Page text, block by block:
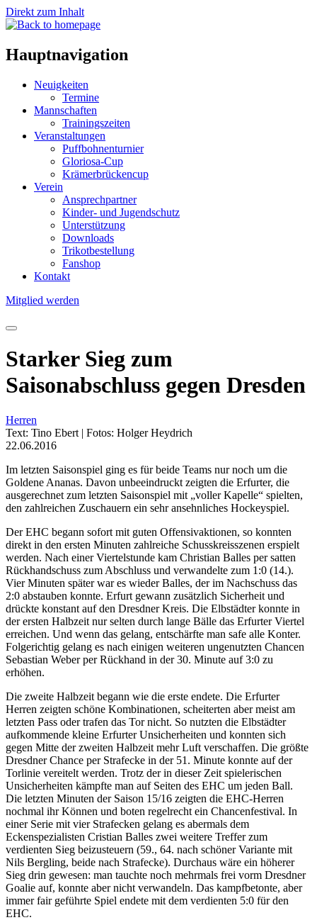
Direkt zum Inhalt
Hauptnavigation
Neuigkeiten
Termine
Mannschaften
Trainingszeiten
Veranstaltungen
Puffbohnenturnier
Gloriosa-Cup
Krämerbrückencup
Verein
Ansprechpartner
Kinder- und Jugendschutz
Unterstützung
Downloads
Trikotbestellung
Fanshop
Kontakt
Mitglied werden
Starker Sieg zum
Saisonabschluss gegen Dresden
Herren
Text: Tino Ebert | Fotos: Holger Heydrich
22.06.2016
Im letzten Saisonspiel ging es für beide Teams nur noch um die
Goldene Ananas. Davon unbeeindruckt zeigten die Erfurter, die
ausgerechnet zum letzten Saisonspiel mit „voller Kapelle“ spielten,
den zahlreichen Zuschauern ein sehr ansehnliches Hockeyspiel.
Der EHC begann sofort mit guten Offensivaktionen, so konnten
direkt in den ersten Minuten zahlreiche Schusskreisszenen erspielt
werden. Nach einer Viertelstunde kam Christian Balles per satten
Rückhandschuss zum Abschluss und verwandelte zum 1:0 (14.).
Vier Minuten später war es wieder Balles, der im Nachschuss das
2:0 abstauben konnte. Erfurt gewann zusätzlich Sicherheit und
drückte konstant auf den Dresdner Kreis. Die Elbstädter konnte in
der ersten Halbzeit nur selten durch lange Bälle das Erfurter Viertel
erreichen. Und wenn das gelang, entschärfte man safe alle Konter.
Folgerichtig gelang es nach einigen weiteren ungenutzten Chancen
Sebastian Weber per Rückhand in der 30. Minute auf 3:0 zu
erhöhen.
Die zweite Halbzeit begann wie die erste endete. Die Erfurter
Herren zeigten schöne Kombinationen, scheiterten aber meist am
letzten Pass oder trafen das Tor nicht. So nutzten die Elbstädter
aufkommende kleine Erfurter Unsicherheiten und konnten sich
gegen Mitte der zweiten Halbzeit mehr Luft verschaffen. Die größte
Dresdner Chance per Strafecke in der 51. Minute konnte auf der
Torlinie vereitelt werden. Trotz der in dieser Zeit spielerischen
Unsicherheiten kämpfte man auf Seiten des EHC um jeden Ball.
Die letzten Minuten der Saison 15/16 zeigten die EHC-Herren
nochmal ihr Können und boten regelrecht ein Chancenfestival. In
einer Serie mit vier Strafecken gelang es abermals dem
Eckenspezialisten Cristian Balles zwei weitere Treffer zum
verdienten Sieg beizusteuern (59., 64. nach schöner Variante mit
Nils Bergling, beide nach Strafecke). Durchaus wäre ein höherer
Sieg drin gewesen: man tauchte noch mehrmals frei vorm Dresdner
Goalie auf, konnte aber nicht verwandeln. Das kampfbetonte, aber
immer fair geführte Spiel endete mit dem verdienten 5:0 für den
EHC.